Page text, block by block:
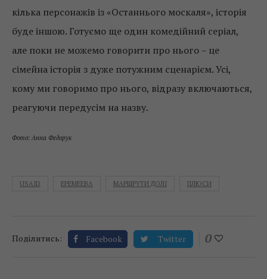
кілька персонажів із «Останнього москаля», історія
буде іншою. Готуємо ще один комедійний серіал,
але поки не можемо говорити про нього – це
сімейна історія з дуже потужним сценарієм. Усі,
кому ми говоримо про нього, відразу включаються,
реагуючи передусім на назву.
Фото: Анна Федорук
USAID ЕРЕМЕЕВА МАРШРУТИ ДОЛІ ПЛЮСИ
Поділитись: Facebook Twitter 0